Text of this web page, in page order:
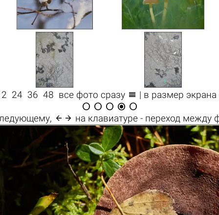
24 36 48 все фото сразу  | в размер экрана
    
 на клавиатуре - переход между